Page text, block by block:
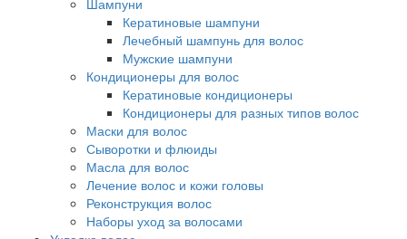
Шампуни
Кератиновые шампуни
Лечебный шампунь для волос
Мужские шампуни
Кондиционеры для волос
Кератиновые кондиционеры
Кондиционеры для разных типов волос
Маски для волос
Сыворотки и флюиды
Масла для волос
Лечение волос и кожи головы
Реконструкция волос
Наборы уход за волосами